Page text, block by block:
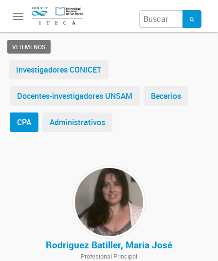
Toggle
VER MENOS
Investigadores CONICET
Docentes-investigadores UNSAM Becarios
CPA Administrativos
Rodriguez Batiller, Maria José
Profesional Principal